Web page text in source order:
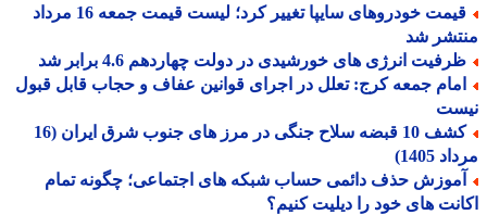
قیمت خودروهای سایپا تغییر کرد؛ لیست قیمت جمعه 16 مرداد
شد
انرژی های خورشیدی در دولت چهاردهم 4.6 برابر شد
جمعه کرج: تعلل در اجرای قوانین عفاف و حجاب قابل قبول
کشف 10 قبضه سلاح جنگی در مرز های جنوب شرق ایران (16
1405)
حذف دائمی حساب شبکه های اجتماعی؛ چگونه تمام
های خود را دیلیت کنیم؟